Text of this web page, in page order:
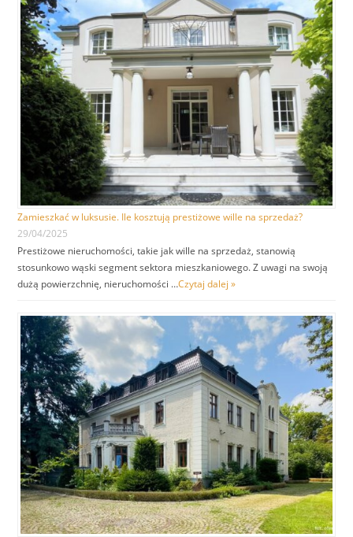
Zamieszkać w luksusie. Ile kosztują prestiżowe wille na sprzedaż?
29/04/2025
Prestiżowe nieruchomości, takie jak wille na sprzedaż, stanowią
stosunkowo wąski segment sektora mieszkaniowego. Z uwagi na swoją
dużą powierzchnię, nieruchomości …Czytaj dalej »